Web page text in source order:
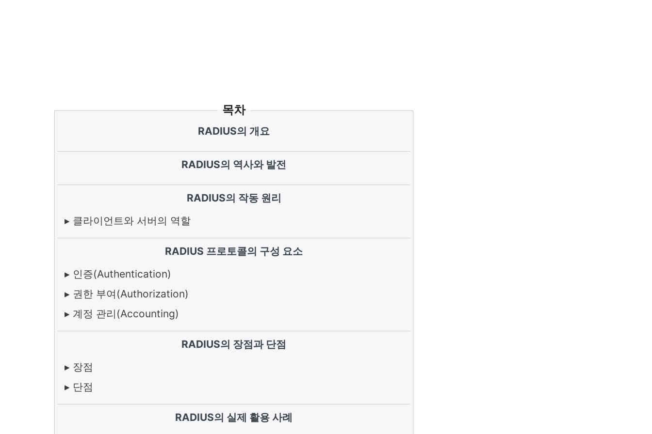
목차
RADIUS의 개요
RADIUS의 역사와 발전
RADIUS의 작동 원리
▸ 클라이언트와 서버의 역할
RADIUS 프로토콜의 구성 요소
▸ 인증(Authentication)
▸ 권한 부여(Authorization)
▸ 계정 관리(Accounting)
RADIUS의 장점과 단점
▸ 장점
▸ 단점
RADIUS의 실제 활용 사례